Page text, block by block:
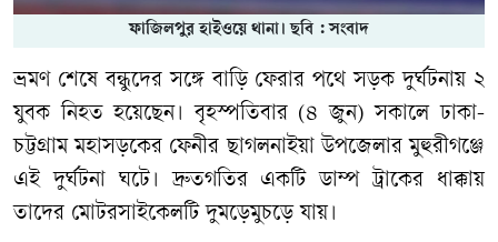
ফাজিলপুর হাইওয়ে থানা। ছবি : সংবাদ
ভ্রমণ শেষে বন্ধুদের সঙ্গে বাড়ি ফেরার পথে সড়ক দুর্ঘটনায় ২
যুবক নিহত হয়েছেন। বৃহস্পতিবার (৪ জুন) সকালে ঢাকা-
চট্টগ্রাম মহাসড়কের ফেনীর ছাগলনাইয়া উপজেলার মুহুরীগঞ্জে
এই দুর্ঘটনা ঘটে। দ্রুতগতির একটি ডাম্প ট্রাকের ধাক্কায়
তাদের মোটরসাইকেলটি দুমড়েমুচড়ে যায়।